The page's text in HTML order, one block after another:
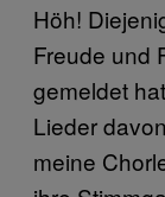
Höh!
Freude und
gemeldet
Lieder
meine